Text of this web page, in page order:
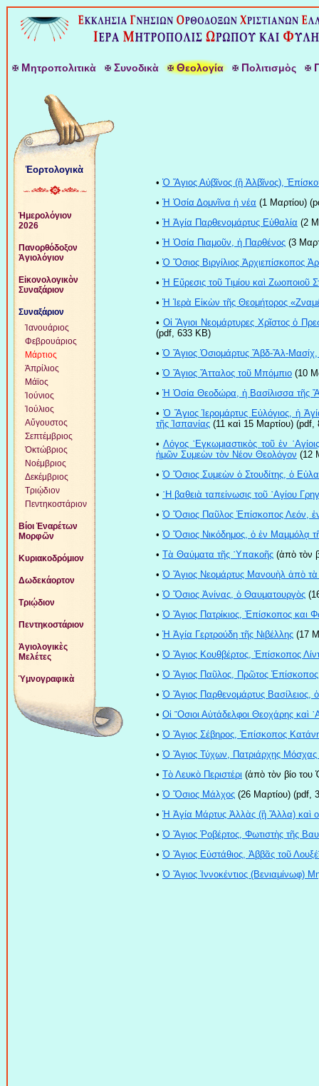
Μητροπολιτικὰ Συνοδικὰ Θεολογία Πολιτισμὸς
Ἑορτολογικὰ
Ἡμερολόγιον
2026
Πανορθόδοξον
Ἁγιολόγιον
Εἰκονολογικὸν
Συναξάριον
Συναξάριον
Ἰανουάριος
Φεβρουάριος
Μάρτιος
Ἀπρίλιος
Μάϊος
Ἰούνιος
Ἰούλιος
Αὔγουστος
Σεπτέμβριος
Ὀκτώβριος
Νοέμβριος
Δεκέμβριος
Τριῴδιον
Πεντηκοστάριον
Βίοι Ἐναρέτων
Μορφῶν
Κυριακοδρόμιον
Δωδεκάορτον
Τριῴδιον
Πεντηκοστάριον
Ἁγιολογικὲς
Μελέτες
Ὑμνογραφικὰ
• Ὁ Ἅγιος Αὐβῖνος (ἢ Ἀλβῖνος),
• Ἡ Ὁσία Δομνῖνα ἡ νέα (1 Μαρτίου)
• Ἡ Ἁγία Παρθενομάρτυς Εὐθαλία (2
• Ἡ Ὁσία Πιαμοῦν, ἡ Παρθένος (3
• Ὁ Ὅσιος Βιργίλιος Ἀρχιεπίσκοπος
• Ἡ Εὕρεσις τοῦ Τιμίου καὶ
• Ἡ Ἱερὰ Εἰκὼν τῆς Θεομήτορος
• Oἱ Ἅγιοι Nεομάρτυρες Xρῖστος ὁ
(pdf, 633 ΚB)
• Ὁ Ἅγιος Ὁσιομάρτυς Ἄβδ-Ἄλ-
• Ὁ Ἅγιος Ἄτταλος τοῦ Μπόμπιο (10
• Ἡ Ὁσία Θεοδώρα, ἡ Βασίλισσα τῆς
• Ὁ Ἅγιος Ἱερομάρτυς Εὐλόγιος, ἡ
τῆς Ἱσπανίας (11 καὶ 15 Μαρτίου)
• Λόγος ᾿Εγκωμιαστικὸς τοῦ ἐν
ἡμῶν Συμεὼν τὸν Νέον Θεολόγον (12
• Ὁ Ὅσιος Συμεὼν ὁ Στουδίτης, ὁ
• ῾Η βαθειὰ ταπείνωσις τοῦ ῾Αγίου
• Ὁ Ὅσιος Παῦλος Ἐπίσκοπος Λεόν,
• Ὁ Ὅσιος Νικόδημος, ὁ ἐν Μαμμόλᾳ
• Τὰ Θαύματα τῆς ῾Υπακοῆς (ἀπὸ τὸν
• Ὁ Ἅγιος Νεομάρτυς Μανουὴλ ἀπὸ τὰ
• Ὁ Ὅσιος Ἀνίνας, ὁ Θαυματουργὸς
• Ὁ Ἅγιος Πατρίκιος, Ἐπίσκοπος και
• Ἡ Ἁγία Γερτρούδη τῆς Νιβέλλης (17
• Ὁ Ἅγιος Κουθβέρτος, Ἐπίσκοπος
• Ὁ Ἅγιος Παῦλος, Πρῶτος
• Ὁ Ἅγιος Παρθενομάρτυς Βασίλειος,
• Οἱ ῞Οσιοι Αὐτάδελφοι Θεοχάρης καὶ
• Ὁ Ἅγιος Σέβηρος, Ἐπίσκοπος
• Ὁ Ἅγιος Τύχων, Πατριάρχης
• Τὸ Λευκὸ Περιστέρι (ἀπὸ τὸν βίο του
• Ὁ Ὅσιος Μάλχος (26 Μαρτίου) (pdf,
• Ἡ Ἁγία Μάρτυς Ἀλλὰς (ἢ Ἄλλα) καὶ
• Ὁ Ἅγιος Ῥοβέρτος, Φωτιστὴς τῆς
• Ὁ Ἅγιος Εὐστάθιος, Ἀββᾶς τοῦ
• Ὁ Ἅγιος Ἰννοκέντιος (Βενιαμίνωφ)